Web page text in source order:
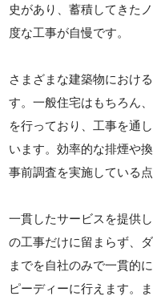
史があり、蓄積してきた
度な工事が自慢です。
さまざまな建築物におけ
す。一般住宅はもちろん
を行っており、工事を通
います。効率的な排煙や
事前調査を実施している点
一貫したサービスを提供
の工事だけに留まらず、
までを自社のみで一貫的
ピーディーに行えます。